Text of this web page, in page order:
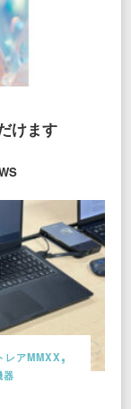
けます
レアMMXX
器